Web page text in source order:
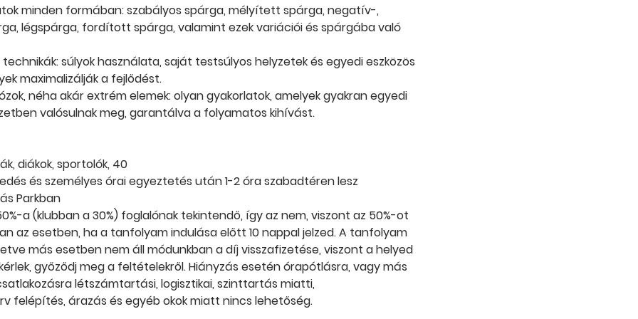
minden formában: szabályos spárga, mélyített spárga, negatív-,
légspárga, fordított spárga, valamint ezek variációi és spárgába való
technikák: súlyok használata, saját testsúlyos helyzetek és egyedi eszközös
maximalizálják a fejlődést.
néha akár extrém elemek: olyan gyakorlatok, amelyek gyakran egyedi
valósulnak meg, garantálva a folyamatos kihívást.
diákok, sportolók, 40
és személyes órai egyeztetés után 1-2 óra szabadtéren lesz
Parkban
a (klubban a 30%) foglalónak tekintendő, így az nem, viszont az 50%-ot
az esetben, ha a tanfolyam indulása előtt 10 nappal jelzed. A tanfolyam
más esetben nem áll módunkban a díj visszafizetése, viszont a helyed
győződj meg a feltételekről. Hiányzás esetén órapótlásra, vagy más
létszámtartási, logisztikai, szinttartás miatti,